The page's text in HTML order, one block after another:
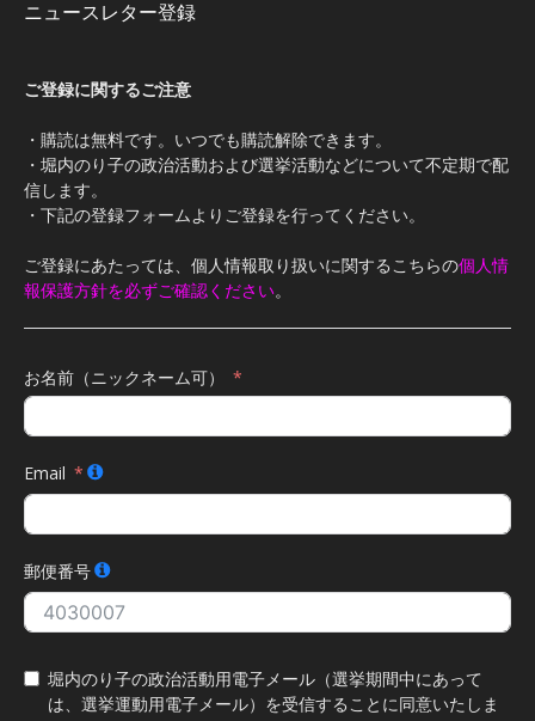
ニュースレター登録
ご登録に関するご注意
・購読は無料です。いつでも購読解除できます。
・堀内のり子の政治活動および選挙活動などについて不定期で配
信します。
・下記の登録フォームよりご登録を行ってください。
ご登録にあたっては、個人情報取り扱いに関するこちらの個人情
報保護方針を必ずご確認ください。
お名前（ニックネーム可）
Email
郵便番号
堀内のり子の政治活動用電子メール（選挙期間中にあって
は、選挙運動用電子メール）を受信することに同意いたしま